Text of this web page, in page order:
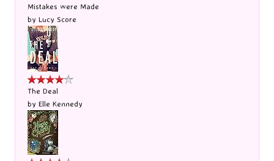
Mistakes were Made
by Lucy Score
The Deal
by Elle Kennedy